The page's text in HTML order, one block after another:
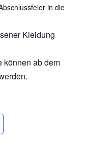
in die
Kleidung
können ab dem